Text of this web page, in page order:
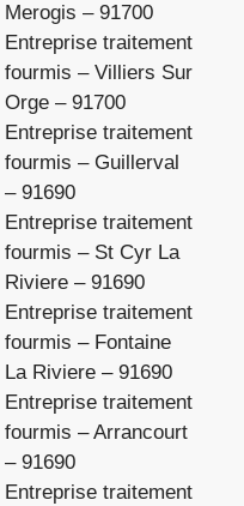
Merogis – 91700
Entreprise traitement
fourmis – Villiers Sur
Orge – 91700
Entreprise traitement
fourmis – Guillerval
– 91690
Entreprise traitement
fourmis – St Cyr La
Riviere – 91690
Entreprise traitement
fourmis – Fontaine
La Riviere – 91690
Entreprise traitement
fourmis – Arrancourt
– 91690
Entreprise traitement